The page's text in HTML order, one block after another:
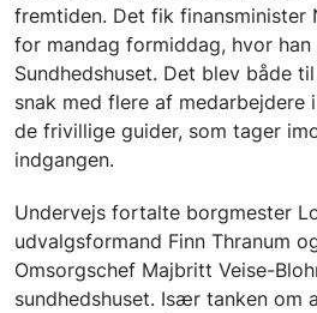
fremtiden. Det fik finansminister
for mandag formiddag, hvor
Sundhedshuset. Det blev både
snak med flere af medarbejdere
de frivillige guider, som tager
indgangen.
Undervejs fortalte borgmester
udvalgsformand Finn Thranum
Omsorgschef Majbritt Veise-
sundhedshuset. Især tanken om